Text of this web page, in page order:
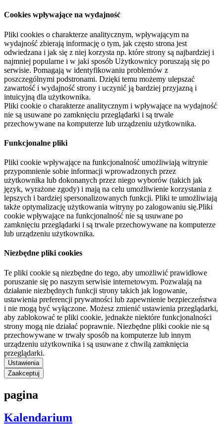
Cookies wpływające na wydajność
Pliki cookies o charakterze analitycznym, wpływającym na
wydajność zbierają informację o tym, jak często strona jest
odwiedzana i jak się z niej korzysta np. które strony są najbardziej i
najmniej popularne i w jaki sposób Użytkownicy poruszają się po
serwisie. Pomagają w identyfikowaniu problemów z
poszczególnymi podstronami. Dzięki temu możemy ulepszać
zawartość i wydajność strony i uczynić ją bardziej przyjazną i
intuicyjną dla użytkownika.
Pliki cookie o charakterze analitycznym i wpływające na wydajność
nie są usuwane po zamknięciu przeglądarki i są trwale
przechowywane na komputerze lub urządzeniu użytkownika.
Funkcjonalne pliki
Pliki cookie wpływające na funkcjonalność umożliwiają witrynie
przypomnienie sobie informacji wprowadzonych przez
użytkownika lub dokonanych przez niego wyborów (takich jak
język, wyrażone zgody) i mają na celu umożliwienie korzystania z
lepszych i bardziej spersonalizowanych funkcji. Pliki te umożliwiają
także optymalizację użytkowania witryny po zalogowaniu się.Pliki
cookie wpływające na funkcjonalność nie są usuwane po
zamknięciu przeglądarki i są trwale przechowywane na komputerze
lub urządzeniu użytkownika.
Niezbędne pliki cookies
Te pliki cookie są niezbędne do tego, aby umożliwić prawidłowe
poruszanie się po naszym serwisie internetowym. Pozwalają na
działanie niezbędnych funkcji strony takich jak logowanie,
ustawienia preferencji prywatności lub zapewnienie bezpieczeństwa
i nie mogą być wyłączone. Możesz zmienić ustawienia przeglądarki,
aby zablokować te pliki cookie, jednakże niektóre funkcjonalności
strony mogą nie działać poprawnie. Niezbędne pliki cookie nie są
przechowywane w trwały sposób na komputerze lub innym
urządzeniu użytkownika i są usuwane z chwilą zamknięcia
przeglądarki.
Ustawienia
Zaakceptuj
pagina
Kalendarium